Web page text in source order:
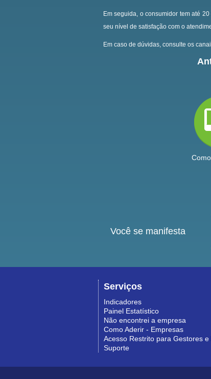
Em seguida, o consumidor tem até
seu nível de satisfação com o
Em caso de dúvidas, consulte os
Você se manifesta
Serviços
Indicadores
Painel Estatístico
Não encontrei a empresa
Como Aderir - Empresas
Acesso Restrito para Gestores e
Suporte